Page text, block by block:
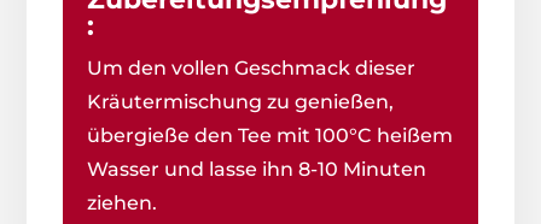
:
Um den vollen Geschmack dieser
Kräutermischung zu genießen,
übergieße den Tee mit 100°C heißem
Wasser und lasse ihn 8-10 Minuten
ziehen.